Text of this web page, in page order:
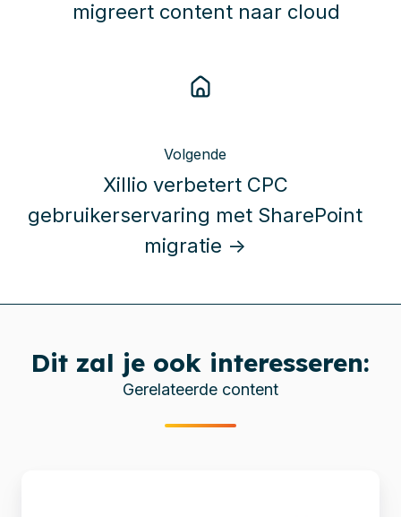
migreert content naar cloud
Volgende
Xillio verbetert CPC
gebruikerservaring met SharePoint
migratie →
Dit zal je ook interesseren:
Gerelateerde content